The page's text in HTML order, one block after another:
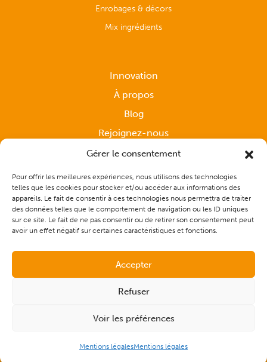
Gérer le consentement
Pour offrir les meilleures expériences, nous utilisons des technologies
telles que les cookies pour stocker et/ou accéder aux informations des
appareils. Le fait de consentir à ces technologies nous permettra de traiter
des données telles que le comportement de navigation ou les ID uniques
sur ce site. Le fait de ne pas consentir ou de retirer son consentement peut
avoir un effet négatif sur certaines caractéristiques et fonctions.
Accepter
Refuser
Voir les préférences
Mentions légalesMentions légales
Enrobages & décors
Mix ingrédients
Innovation
À propos
Blog
Rejoignez-nous
Accompagnement sur mesure
Contactez-nous
© 2026 - CAP Solutions Culinaires |Plan du site